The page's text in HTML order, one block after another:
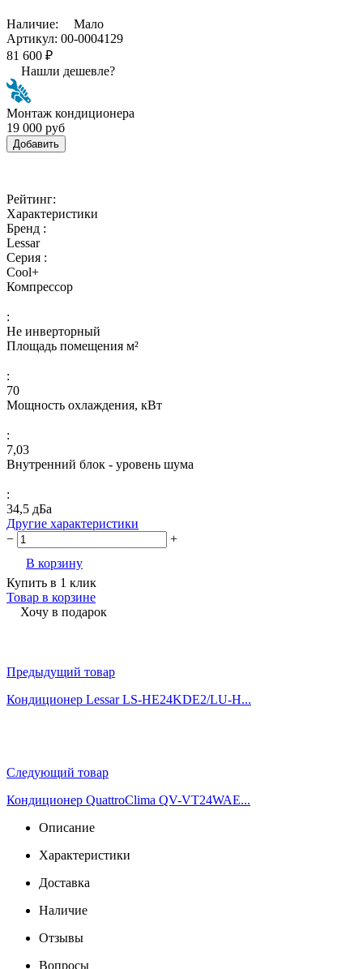
Наличие:
Мало
Артикул: 00-0004129
81 600 ₽
Нашли дешевле?
Монтаж кондиционера
19 000 руб
Добавить
Рейтинг:
Характеристики
Бренд :
Lessar
Серия :
Cool+
Компрессор
:
Не инверторный
Площадь помещения м²
:
70
Мощность охлаждения, кВт
:
7,03
Внутренний блок - уровень шума
:
34,5 дБа
Другие характеристики
−
+
В корзину
Купить в 1 клик
Товар в корзине
Хочу в подарок
Предыдущий товар
Кондиционер Lessar LS-HE24KDE2/LU-H...
Следующий товар
Кондиционер QuattroСlima QV-VT24WAE...
Описание
Характеристики
Доставка
Наличие
Отзывы
Вопросы